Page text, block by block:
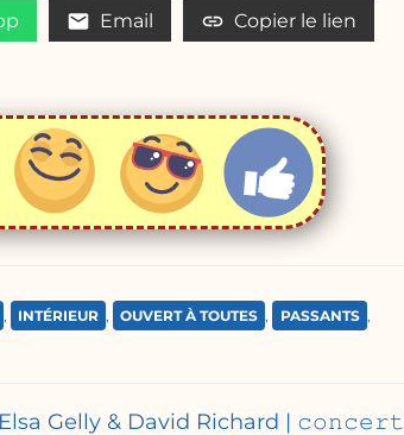
Email Copier le lien
, INTÉRIEUR , OUVERT À TOUTES , PASSANTS ,
Elsa Gelly & David Richard | 𝚌𝚘𝚗𝚌𝚎𝚛𝚝